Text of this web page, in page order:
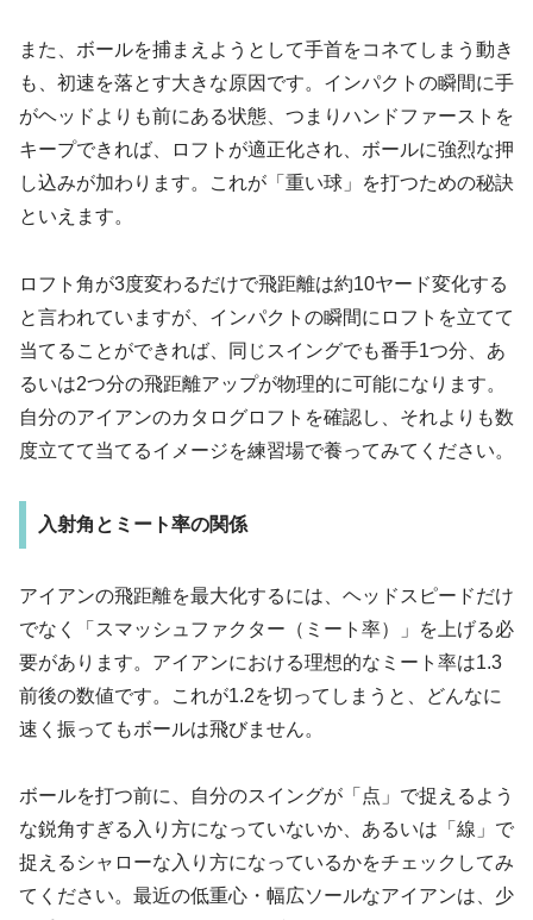
また、ボールを捕まえようとして手首をコネてしまう動き
も、初速を落とす大きな原因です。インパクトの瞬間に手
がヘッドよりも前にある状態、つまりハンドファーストを
キープできれば、ロフトが適正化され、ボールに強烈な押
し込みが加わります。これが「重い球」を打つための秘訣
といえます。
ロフト角が3度変わるだけで飛距離は約10ヤード変化する
と言われていますが、インパクトの瞬間にロフトを立てて
当てることができれば、同じスイングでも番手1つ分、あ
るいは2つ分の飛距離アップが物理的に可能になります。
自分のアイアンのカタログロフトを確認し、それよりも数
度立てて当てるイメージを練習場で養ってみてください。
入射角とミート率の関係
アイアンの飛距離を最大化するには、ヘッドスピードだけ
でなく「スマッシュファクター（ミート率）」を上げる必
要があります。アイアンにおける理想的なミート率は1.3
前後の数値です。これが1.2を切ってしまうと、どんなに
速く振ってもボールは飛びません。
ボールを打つ前に、自分のスイングが「点」で捉えるよう
な鋭角すぎる入り方になっていないか、あるいは「線」で
捉えるシャローな入り方になっているかをチェックしてみ
てください。最近の低重心・幅広ソールなアイアンは、少